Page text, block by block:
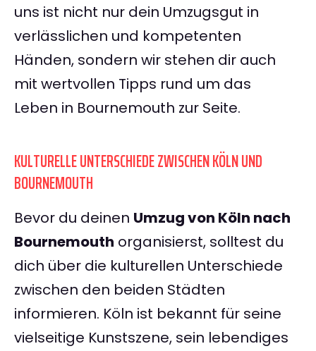
uns ist nicht nur dein Umzugsgut in
verlässlichen und kompetenten
Händen, sondern wir stehen dir auch
mit wertvollen Tipps rund um das
Leben in Bournemouth zur Seite.
KULTURELLE UNTERSCHIEDE ZWISCHEN KÖLN UND
BOURNEMOUTH
Bevor du deinen Umzug von Köln nach
Bournemouth organisierst, solltest du
dich über die kulturellen Unterschiede
zwischen den beiden Städten
informieren. Köln ist bekannt für seine
vielseitige Kunstszene, sein lebendiges